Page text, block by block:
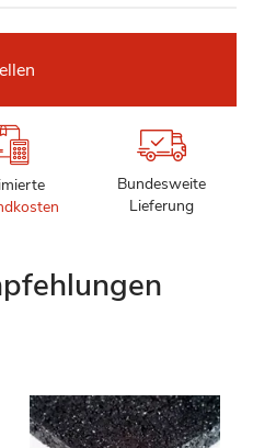
Bundesweite
Lieferung